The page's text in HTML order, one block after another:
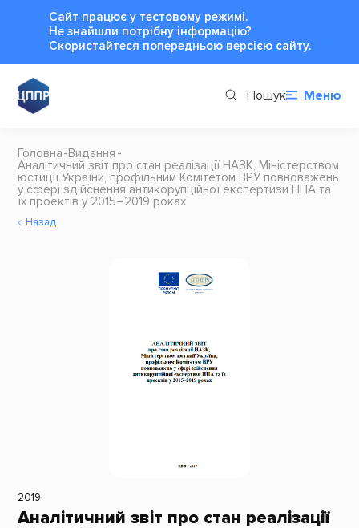
Сайт працює у тестовому режимі.
Не знайшли потрібну інформацію?
Cкористайтеся попередньою версією сайту.
Пошук Меню
Головна Видання
Аналітичний звіт про стан реалізації НАЗК, Міністерством
юстиції України, профільним Комітетом ВРУ повноважень
у сфері здійснення антикорупційної експертизи НПА та
їх проектів у 2015–2019 роках
Назад
2019
Аналітичний звіт про стан реалізації